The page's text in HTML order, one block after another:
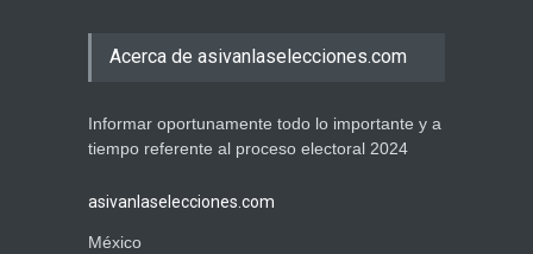
Acerca de asivanlaselecciones.com
Informar oportunamente todo lo importante y a
tiempo referente al proceso electoral 2024
asivanlaselecciones.com
México